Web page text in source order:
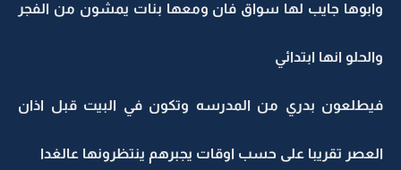
وابوها جايب لها سواق فان ومعها بنات يمشون من الفجر
والحلو انها ابتدائي
فيطلعون بدري من المدرسه وتكون في البيت قبل اذان
العصر تقريبا على حسب اوقات يجبرهم ينتظرونها عالغدا